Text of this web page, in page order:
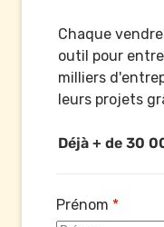
Chaque
outil pour
milliers
leurs projets
Déjà + de 30
Prénom *